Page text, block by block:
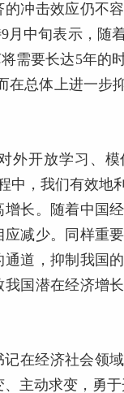
冲击效应仍不
中旬表示，随
需要长达5年的
总体上进一步
外开放学习、
中，我们有效地
长。随着中国
减少。同样重
道，抑制我国
国潜在经济增
在经济社会领
主动求变，勇于